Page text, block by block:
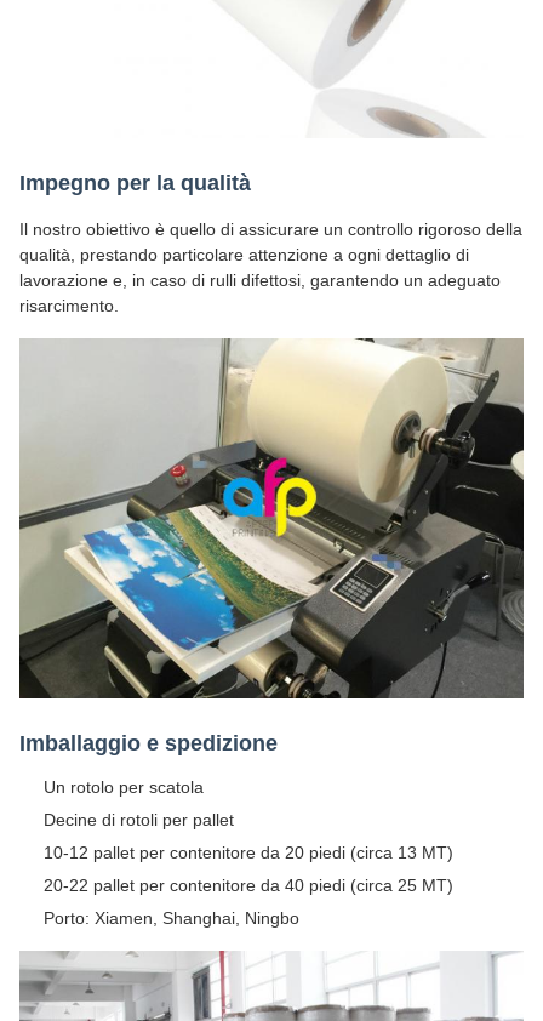
Impegno per la qualità
Il nostro obiettivo è quello di assicurare un controllo rigoroso della
qualità, prestando particolare attenzione a ogni dettaglio di
lavorazione e, in caso di rulli difettosi, garantendo un adeguato
risarcimento.
Imballaggio e spedizione
Un rotolo per scatola
Decine di rotoli per pallet
10-12 pallet per contenitore da 20 piedi (circa 13 MT)
20-22 pallet per contenitore da 40 piedi (circa 25 MT)
Porto: Xiamen, Shanghai, Ningbo